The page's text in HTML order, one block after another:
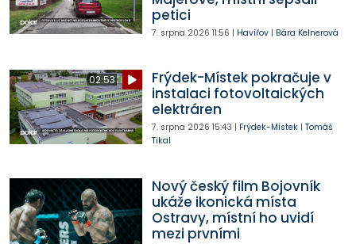
petici
7. srpna 2026 11:56 | Havířov| Bára Kelnerová
02:53
Frýdek-Místek pokračuje v
instalaci fotovoltaických
elektráren
7. srpna 2026 15:43 | Frýdek-Místek| Tomáš
Tikal
Nový český film Bojovník
ukáže ikonická místa
Ostravy, místní ho uvidí
mezi prvními